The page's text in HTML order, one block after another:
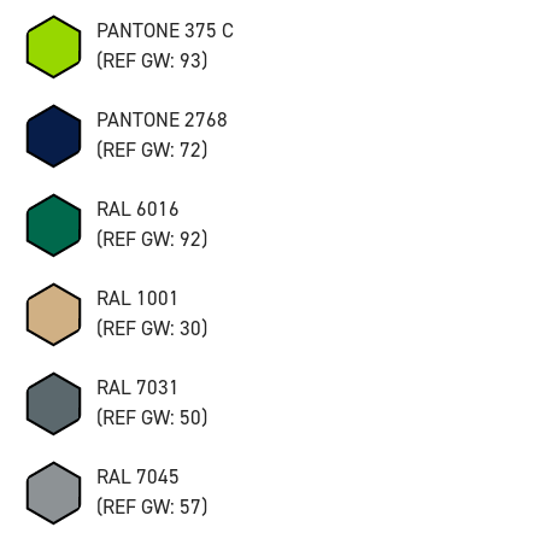
PANTONE 375 C
(REF GW: 93)
PANTONE 2768
(REF GW: 72)
RAL 6016
(REF GW: 92)
RAL 1001
(REF GW: 30)
RAL 7031
(REF GW: 50)
RAL 7045
(REF GW: 57)